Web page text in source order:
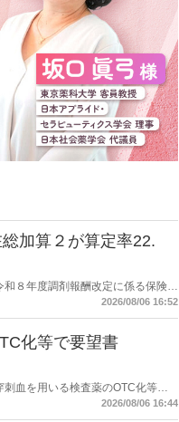
加算２が算定率22.
８年度調剤報酬改定に係る保険薬
2の算定率が22.1％から3.3％へ大
2026/08/06 16:52
化等で要望書
血を用いる検査薬のOTC化等に
2026/08/06 16:44